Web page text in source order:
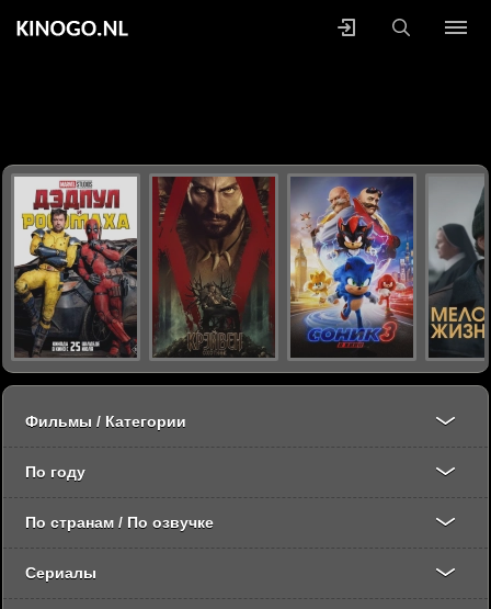
Фильмы / Категории
По году
По странам / По озвучке
Сериалы